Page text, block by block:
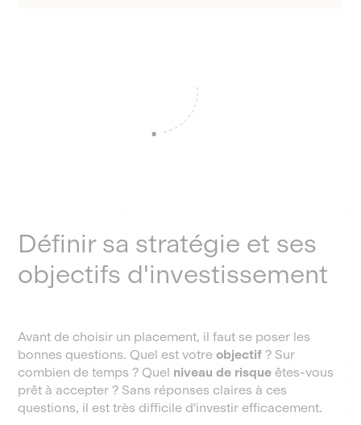
Définir sa stratégie et ses
objectifs d'investissement
Avant de choisir un placement, il faut se poser les
bonnes questions. Quel est votreobjectif ? Sur
combien de temps ? Quel niveau de risque êtes-vous
prêt à accepter ? Sans réponses claires à ces
questions, il est très difficile d'investir efficacement.